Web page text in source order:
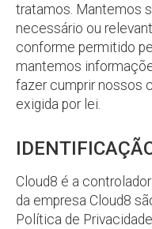
tratamos. Mantemos
necessário ou
conforme permitido
mantemos
fazer cumprir nossos
exigida por lei.
Cloud8 é a
da empresa Cloud8
Política de